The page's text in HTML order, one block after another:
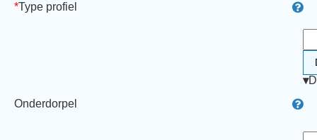
*Type profiel
Onderdorpel
▾